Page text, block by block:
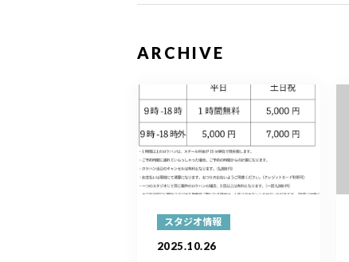
ARCHIVE
スタジオ情報
2025.10.26